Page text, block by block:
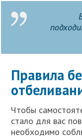
Правила
Чтобы
стало для вас
необходимо